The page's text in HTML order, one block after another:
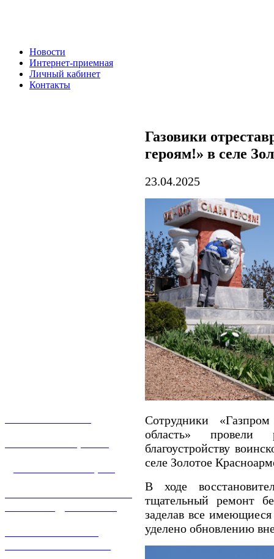
Новости
Интернет-приемная
Личный кабинет
Контакты
Газовики
героям!» в селе
23.04.2025
Сотрудники «Газпром
область»
благоустройству
селе Золотое
В ходе
тщательный ремонт
заделав все
уделено обновлению